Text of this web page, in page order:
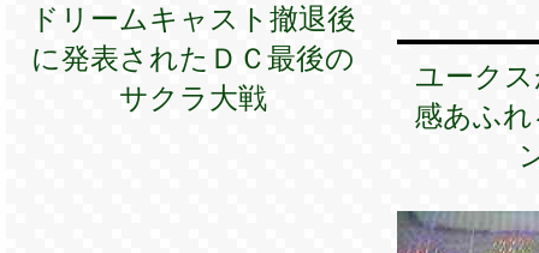
ドリームキャスト撤退後
に発表されたＤＣ最後の
サクラ大戦
ユーク
感あふ